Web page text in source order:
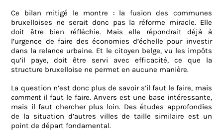
Ce bilan mitigé le montre : la fusion des communes
bruxelloises ne serait donc pas la réforme miracle. Elle
doit être bien réfléchie. Mais elle répondrait déjà à
l’urgence de faire des économies d’échelle pour investir
dans la relance urbaine. Et le citoyen belge, vu les impôts
qu’il paye, doit être servi avec efficacité, ce que la
structure bruxelloise ne permet en aucune manière.
La question n’est donc plus de savoir s’il faut le faire, mais
commentil faut le faire. Anvers est une base intéressante,
mais il faut chercher plus loin. Des études approfondies
de la situation d’autres villes de taille similaire est un
point de départ fondamental.